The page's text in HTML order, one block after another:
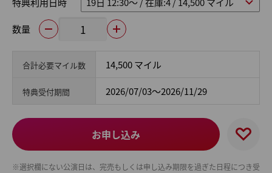
数量
合計必要マイル数 14,500 マイル
特典受付期間 2026/07/03～2026/11/29
お申し込み
※選択欄にない公演日は、完売もしくは申し込み期限を過ぎた日程につき受